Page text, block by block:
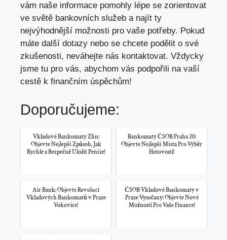
vám naše informace pomohly lépe se zorientovat
ve světě bankovních služeb a najít ty
nejvýhodnější možnosti pro vaše potřeby. Pokud
máte další dotazy nebo se chcete podělit o své
zkušenosti, neváhejte nás kontaktovat. Vždycky
jsme tu pro vás, abychom vás podpořili na vaší
cestě k finančním úspěchům!
Doporučujeme:
Vkladové Bankomaty Zlín:
Objevte Nejlepší Způsob, Jak
Rychle a Bezpečně Uložit Peníze!
Bankomaty ČSOB Praha 20:
Objevte Nejlepší Místa Pro Výběr
Hotovosti!
Air Bank: Objevte Revoluci
Vkladových Bankomatů v Praze
Vokovice!
ČSOB Vkladové Bankomaty v
Praze Vysočany: Objevte Nové
Možnosti Pro Vaše Finance!